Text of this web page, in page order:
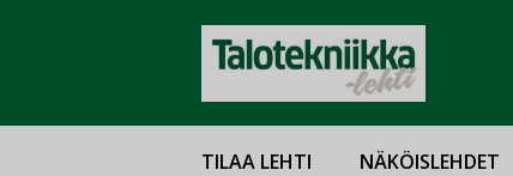
TILAA LEHTI NÄKÖISLEHDET